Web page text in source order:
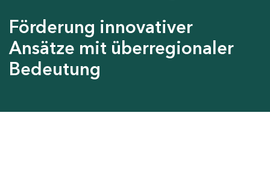
Förderung innovativer
Ansätze mit überregionaler
Bedeutung